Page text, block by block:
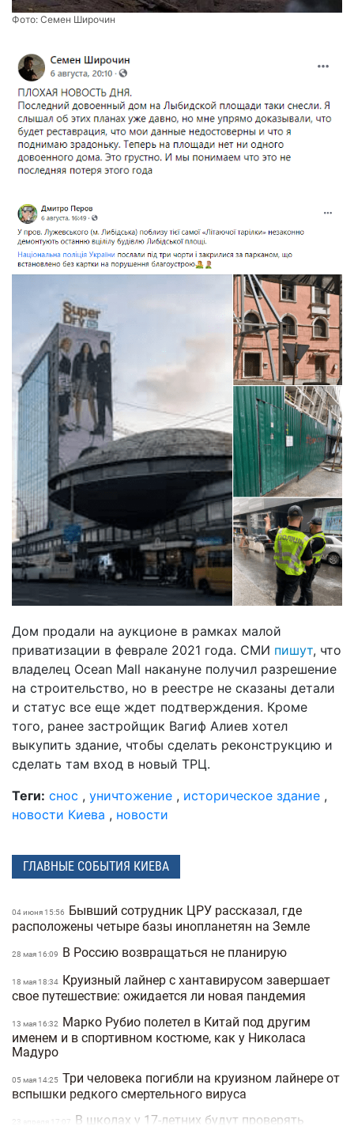
Фото: Семен Широчин
Дом продали на аукционе в рамках малой
приватизации в феврале 2021 года. СМИ пишут, что
владелец Ocean Mall накануне получил разрешение
на строительство, но в реестре не сказаны детали
и статус все еще ждет подтверждения. Кроме
того, ранее застройщик Вагиф Алиев хотел
выкупить здание, чтобы сделать реконструкцию и
сделать там вход в новый ТРЦ.
Теги: снос , уничтожение , историческое здание ,
новости Киева , новости
ГЛАВНЫЕ СОБЫТИЯ КИЕВА
04 июня 15:56
Бывший сотрудник ЦРУ рассказал, где
расположены четыре базы инопланетян на Земле
28 мая 16:09 В Россию возвращаться не планирую
18 мая 18:34
Круизный лайнер с хантавирусом завершает
свое путешествие: ожидается ли новая пандемия
13 мая 16:32
Марко Рубио полетел в Китай под другим
именем и в спортивном костюме, как у Николаса
Мадуро
05 мая 14:25 Три человека погибли на круизном лайнере от
вспышки редкого смертельного вируса
23 апреля 17:07
В школах у 17-летних будут проверять